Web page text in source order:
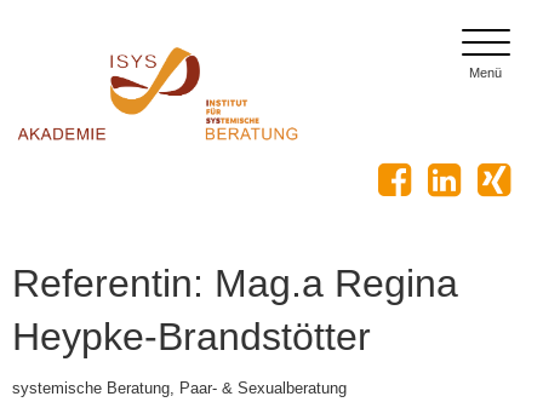
toggle
menu
Menü
Referentin: Mag.a Regina
Heypke-Brandstötter
systemische Beratung, Paar- & Sexualberatung